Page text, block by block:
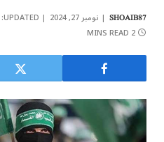
SHOAIB87 نومبر 27, 2024 UPDATED:
2 MINS READ